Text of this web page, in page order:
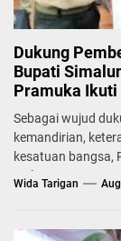
Dukung
Bupati
Pramuka Ikuti
Sebagai wujud
kemandirian,
kesatuan bangsa,
melepas...
Wida Tarigan